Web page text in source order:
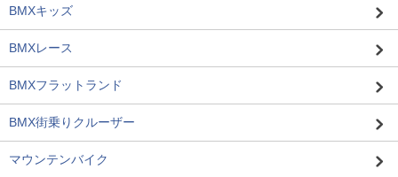
BMXキッズ
BMXレース
BMXフラットランド
BMX街乗りクルーザー
マウンテンバイク